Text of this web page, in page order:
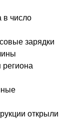
в число
зарядки
региона
открыли